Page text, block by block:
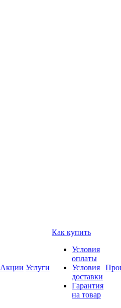
Акции Услуги
Как купить
Условия
оплаты
Условия
доставки
Гарантия
на товар